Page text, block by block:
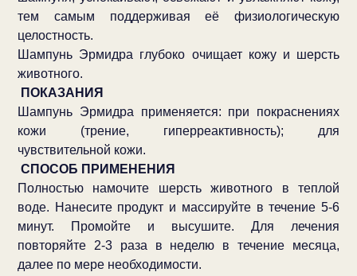
тем самым поддерживая её физиологическую
целостность.
Шампунь Эрмидра глубоко очищает кожу и шерсть
животного.
ПОКАЗАНИЯ
Шампунь Эрмидра применяется: при покраснениях
кожи (трение, гиперреактивность); для
чувствительной кожи.
СПОСОБ ПРИМЕНЕНИЯ
Полностью намочите шерсть животного в теплой
воде. Нанесите продукт и массируйте в течение 5-6
минут. Промойте и высушите. Для лечения
повторяйте 2-3 раза в неделю в течение месяца,
далее по мере необходимости.